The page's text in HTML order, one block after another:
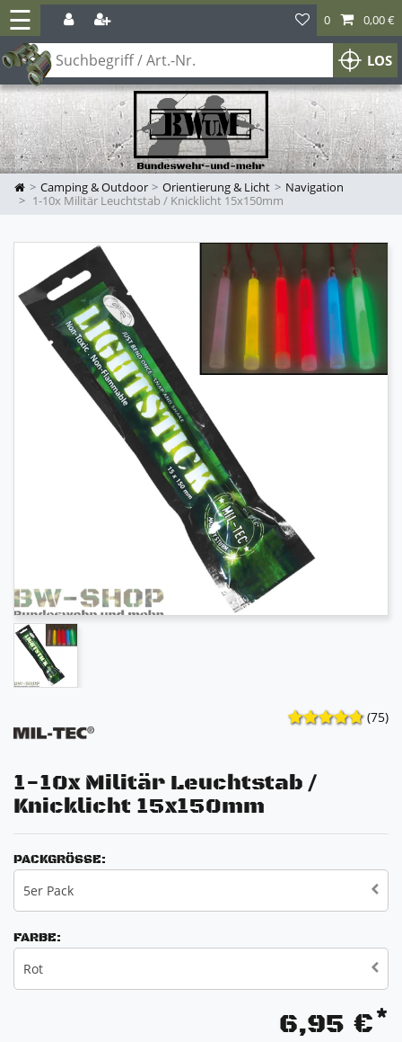
☰
LOS
0 0,00 €
Camping & Outdoor Orientierung & Licht
Navigation
1-10x Militär Leuchtstab / Knicklicht 15x150mm
(75)
1-10x Militär Leuchtstab /
Knicklicht 15x150mm
PACKGRÖSSE:
5er Pack
FARBE:
Rot
6,95 €*